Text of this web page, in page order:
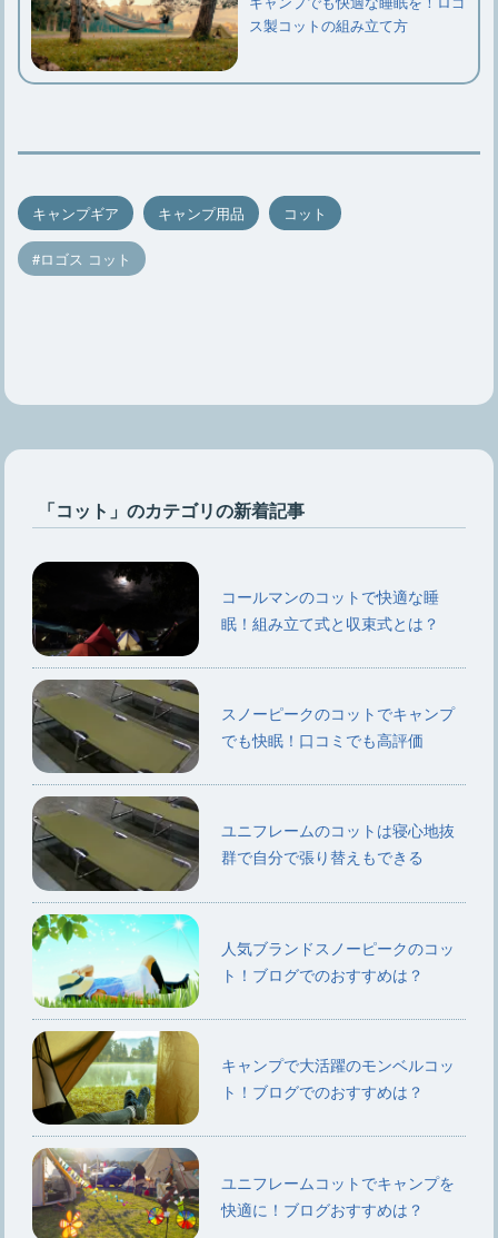
ス製コットの組み立て方
キャンプギア キャンプ用品 コット
ロゴス コット
「コット」のカテゴリの新着記事
コールマンのコットで快適な睡
眠！組み立て式と収束式とは？
スノーピークのコットでキャンプ
でも快眠！口コミでも高評価
ユニフレームのコットは寝心地抜
群で自分で張り替えもできる
人気ブランドスノーピークのコッ
ト！ブログでのおすすめは？
キャンプで大活躍のモンベルコッ
ト！ブログでのおすすめは？
ユニフレームコットでキャンプを
快適に！ブログおすすめは？